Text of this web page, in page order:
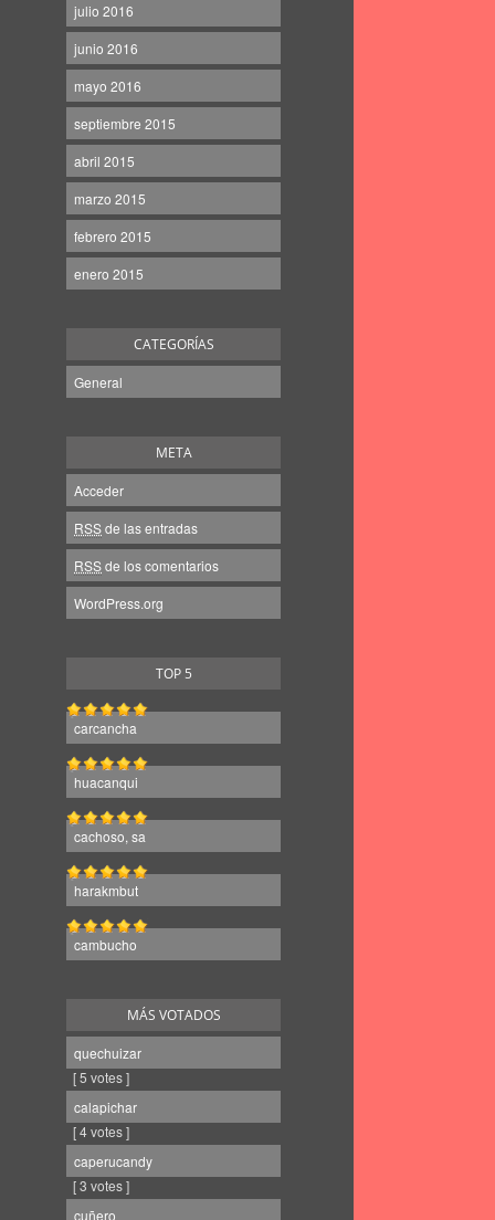
julio 2016
junio 2016
mayo 2016
septiembre 2015
abril 2015
marzo 2015
febrero 2015
enero 2015
CATEGORÍAS
General
META
Acceder
RSSde las entradas
RSSde los comentarios
WordPress.org
TOP 5
carcancha
huacanqui
cachoso, sa
harakmbut
cambucho
MÁS VOTADOS
quechuizar
[ 5 votes ]
calapichar
[ 4 votes ]
caperucandy
[ 3 votes ]
cuñero